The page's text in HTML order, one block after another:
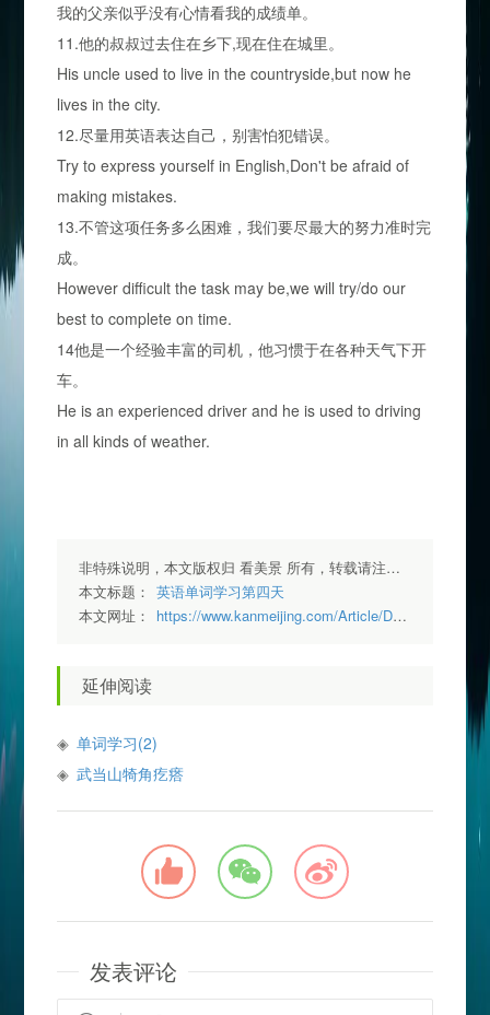
我的父亲似乎没有心情看我的成绩单。
11.他的叔叔过去住在乡下,现在住在城里。
His uncle used to live in the countryside,but now he
lives in the city.
12.尽量用英语表达自己，别害怕犯错误。
Try to express yourself in English,Don't be afraid of
making mistakes.
13.不管这项任务多么困难，我们要尽最大的努力准时完
成。
However difficult the task may be,we will try/do our
best to complete on time.
14他是一个经验丰富的司机，他习惯于在各种天气下开
车。
He is an experienced driver and he is used to driving
in all kinds of weather.
非特殊说明，本文版权归 看美景 所有，转载请注明出处.
本文标题：
英语单词学习第四天
本文网址：
https://www.kanmeijing.com/Article/Detail/26
延伸阅读
单词学习(2)
武当山犄角疙瘩
发表评论